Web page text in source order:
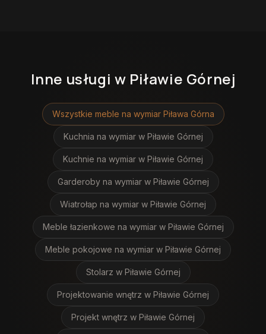
Inne usługi w Piławie Górnej
Wszystkie meble na wymiar Piława Górna
Kuchnia na wymiar w Piławie Górnej
Kuchnie na wymiar w Piławie Górnej
Garderoby na wymiar w Piławie Górnej
Wiatrołap na wymiar w Piławie Górnej
Meble łazienkowe na wymiar w Piławie Górnej
Meble pokojowe na wymiar w Piławie Górnej
Stolarz w Piławie Górnej
Projektowanie wnętrz w Piławie Górnej
Projekt wnętrz w Piławie Górnej